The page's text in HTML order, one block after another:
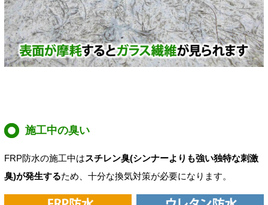
施工中の臭い
FRP防水の施工中はスチレン臭(シンナーよりも強い独特な刺激
臭)が発生するため、十分な換気対策が必要になります。